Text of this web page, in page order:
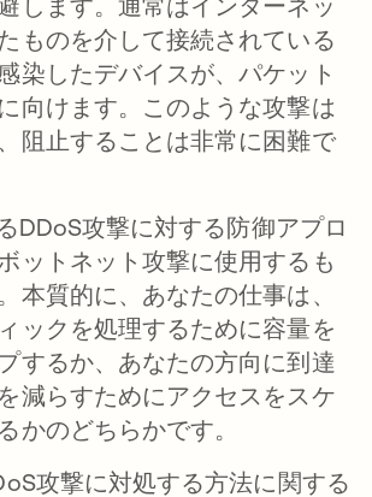
ものを介して接続されている
染したデバイスが、パケット
向けます。このような攻撃は
阻止することは非常に困難で
DDoS攻撃に対する防御アプロ
ットネット攻撃に使用するも
本質的に、あなたの仕事は、
ックを処理するために容量を
するか、あなたの方向に到達
減らすためにアクセスをスケ
かのどちらかです。
攻撃に対処する方法に関する